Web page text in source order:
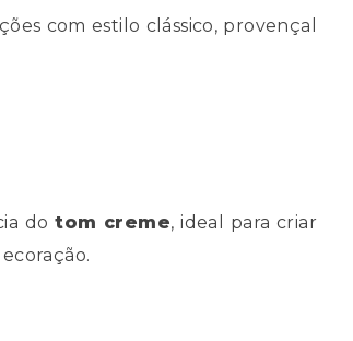
com estilo clássico, provençal
dotom creme, ideal para criar